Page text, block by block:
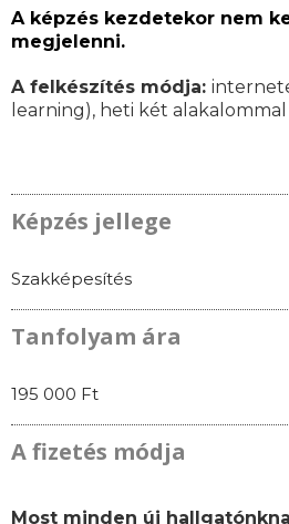
A képzés kezdetekor nem
megjelenni.
A felkészítés módja:
learning), heti két
Képzés jellege
Szakképesítés
Tanfolyam ára
195 000 Ft
A fizetés módja
Most minden új